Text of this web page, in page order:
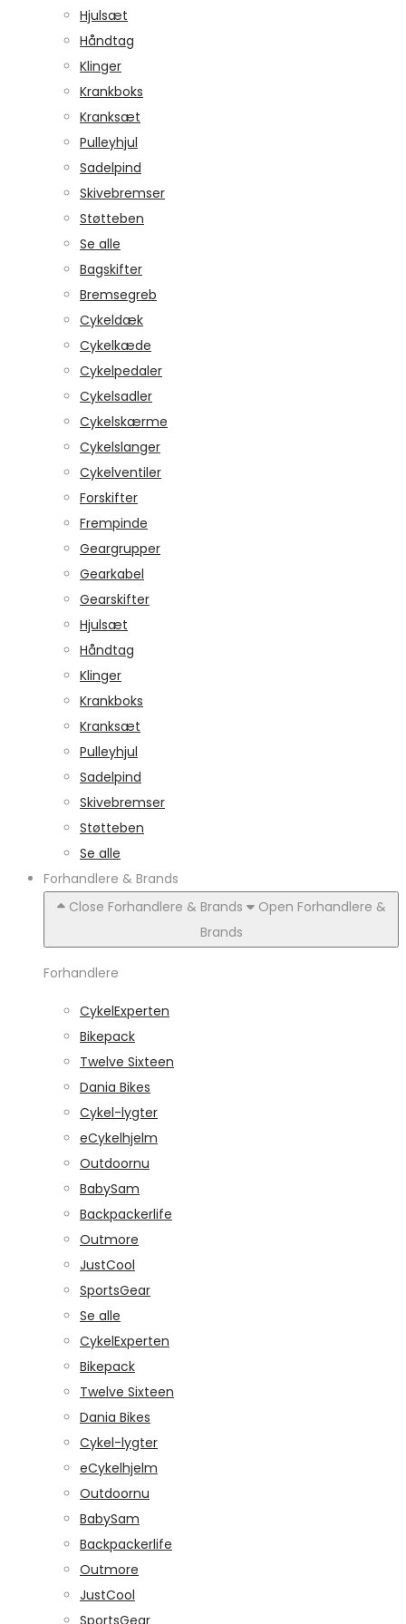
Hjulsæt
Håndtag
Klinger
Krankboks
Kranksæt
Pulleyhjul
Sadelpind
Skivebremser
Støtteben
Se alle
Bagskifter
Bremsegreb
Cykeldæk
Cykelkæde
Cykelpedaler
Cykelsadler
Cykelskærme
Cykelslanger
Cykelventiler
Forskifter
Frempinde
Geargrupper
Gearkabel
Gearskifter
Hjulsæt
Håndtag
Klinger
Krankboks
Kranksæt
Pulleyhjul
Sadelpind
Skivebremser
Støtteben
Se alle
Forhandlere & Brands
Close Forhandlere & Brands
Open Forhandlere &
Brands
Forhandlere
CykelExperten
Bikepack
Twelve Sixteen
Dania Bikes
Cykel-lygter
eCykelhjelm
Outdoornu
BabySam
Backpackerlife
Outmore
JustCool
SportsGear
Se alle
CykelExperten
Bikepack
Twelve Sixteen
Dania Bikes
Cykel-lygter
eCykelhjelm
Outdoornu
BabySam
Backpackerlife
Outmore
JustCool
SportsGear